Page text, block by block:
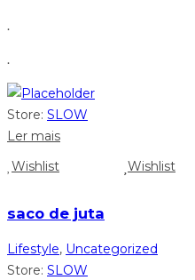
.
.
Store: SLOW
Ler mais
Wishlist
Wishlist
saco de juta
Lifestyle, Uncategorized
Store: SLOW